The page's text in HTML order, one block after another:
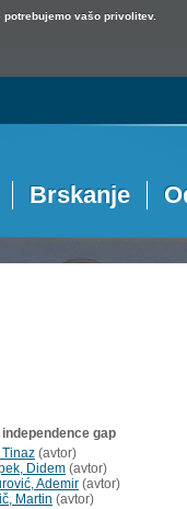
vašo privolitev.
Brskanje
gap
Tinaz (avtor)
Didem (avtor)
Ademir (avtor)
Martin (avtor)